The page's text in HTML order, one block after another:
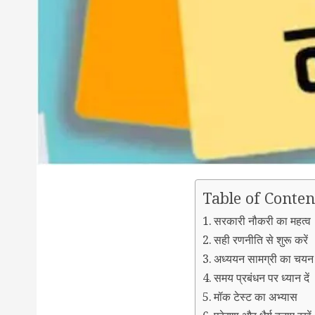
Table of
सरकारी नौकरी का महत्व
सही रणनीति से शुरू करें
अध्ययन सामग्री का चयन
समय प्रबंधन पर ध्यान दें
मॉक टेस्ट का अभ्यास